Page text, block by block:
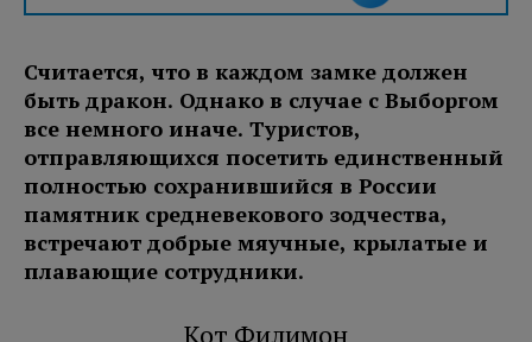
Считается, что в каждом замке должен
быть дракон. Однако в случае с Выборгом
все немного иначе. Туристов,
отправляющихся посетить единственный
полностью сохранившийся в России
памятник средневекового зодчества,
встречают добрые мяучные, крылатые и
плавающие сотрудники.
Кот Филимон